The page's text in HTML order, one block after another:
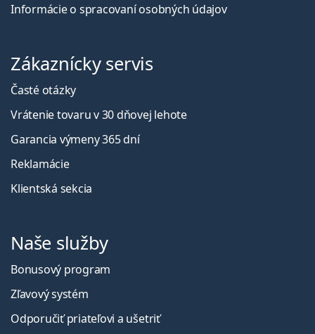
Informácie o spracovaní osobných údajov
Zákaznícky servis
Časté otázky
Vrátenie tovaru v 30 dňovej lehote
Garancia výmeny 365 dní
Reklamácie
Klientská sekcia
Naše služby
Bonusový program
Zľavový systém
Odporučiť priateľovi a ušetriť